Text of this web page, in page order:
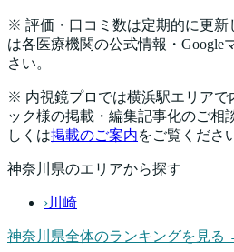
※ 評価・口コミ数は定期的に更新
は各医療機関の公式情報・Google
さい。
※ 内視鏡プロでは横浜駅エリアで
ック様の掲載・編集記事化のご相
しくは掲載のご案内をご覧くださ
神奈川県のエリアから探す
›川崎
神奈川県全体のランキングを見る